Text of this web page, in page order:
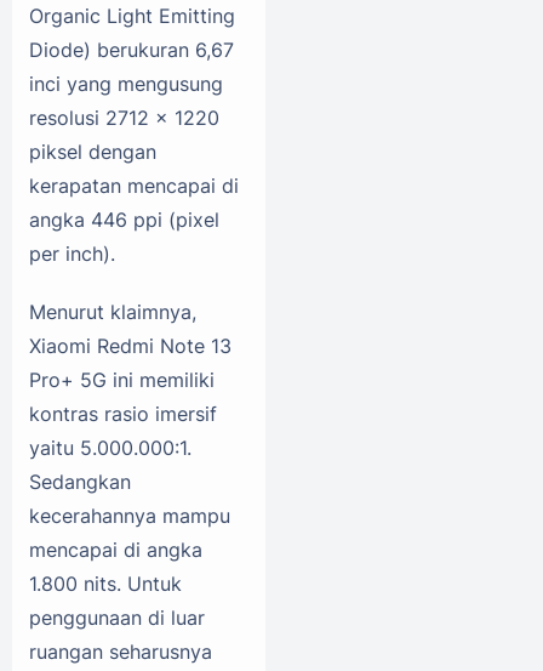
Organic Light Emitting
Diode) berukuran 6,67
inci yang mengusung
resolusi 2712 x 1220
piksel dengan
kerapatan mencapai di
angka 446 ppi (pixel
per inch).
Menurut klaimnya,
Xiaomi Redmi Note 13
Pro+ 5G ini memiliki
kontras rasio imersif
yaitu 5.000.000:1.
Sedangkan
kecerahannya mampu
mencapai di angka
1.800 nits. Untuk
penggunaan di luar
ruangan seharusnya